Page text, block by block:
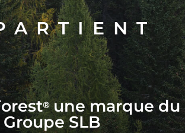
®une marque du
Groupe SLB